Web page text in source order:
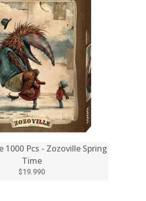
1000 Pcs - Zozoville Spring
Time
$19.990